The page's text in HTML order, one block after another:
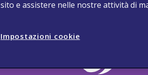
sito e assistere nelle nostre attività di
Impostazioni cookie